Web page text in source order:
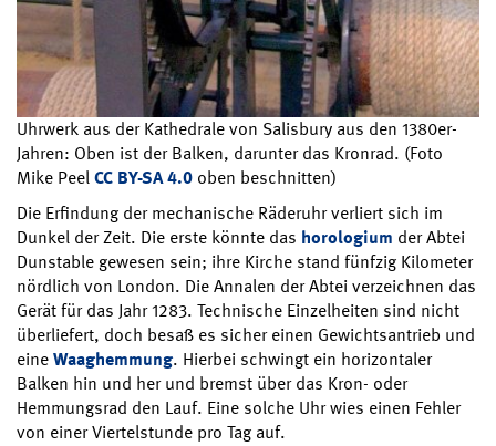
Uhrwerk aus der Kathedrale von Salisbury aus den 1380er-
Jahren: Oben ist der Balken, darunter das Kronrad. (Foto
Mike PeelCC BY-SA 4.0 oben beschnitten)
Die Erfindung der mechanische Räderuhr verliert sich im
Dunkel der Zeit. Die erste könnte das horologium der Abtei
Dunstable gewesen sein; ihre Kirche stand fünfzig Kilometer
nördlich von London. Die Annalen der Abtei verzeichnen das
Gerät für das Jahr 1283. Technische Einzelheiten sind nicht
überliefert, doch besaß es sicher einen Gewichtsantrieb und
eineWaaghemmung. Hierbei schwingt ein horizontaler
Balken hin und her und bremst über das Kron- oder
Hemmungsrad den Lauf. Eine solche Uhr wies einen Fehler
von einer Viertelstunde pro Tag auf.